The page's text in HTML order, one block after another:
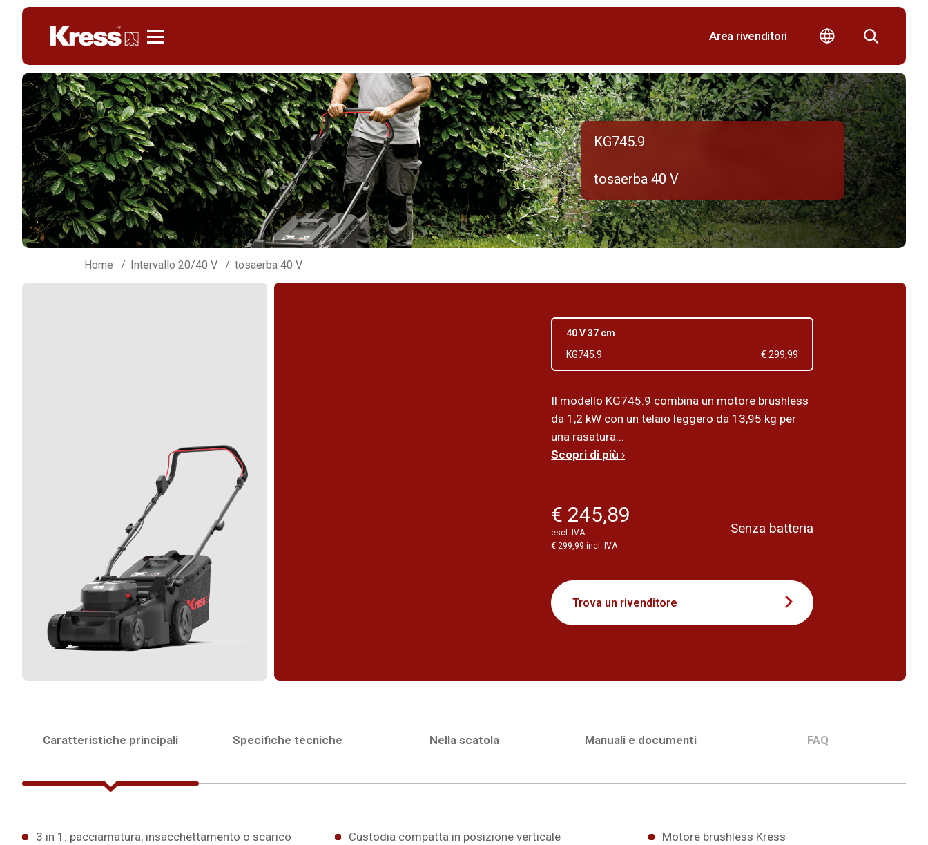
Area rivenditori
KG745.9
tosaerba 40 V
Home Intervallo 20/40 V tosaerba 40 V
40 V 37 cm
KG745.9
€ 299,99
Il modello KG745.9 combina un motore brushless
da 1,2 kW con un telaio leggero da 13,95 kg per
una rasatura...
Scopri di più ›
€ 245,89
escl. IVA
€ 299,99 incl. IVA
Senza batteria
Trova un rivenditore
Caratteristiche principali Specifiche tecniche Nella scatola Manuali e documenti FAQ
3 in 1: pacciamatura, insacchettamento o scarico
Custodia compatta in posizione verticale Motore brushless Kress